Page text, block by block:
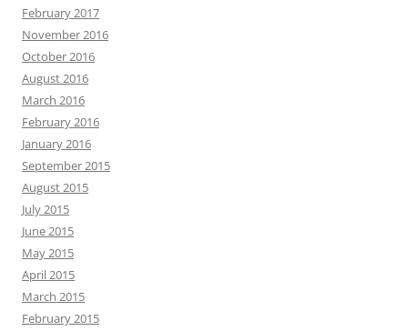
February 2017
November 2016
October 2016
August 2016
March 2016
February 2016
January 2016
September 2015
August 2015
July 2015
June 2015
May 2015
April 2015
March 2015
February 2015